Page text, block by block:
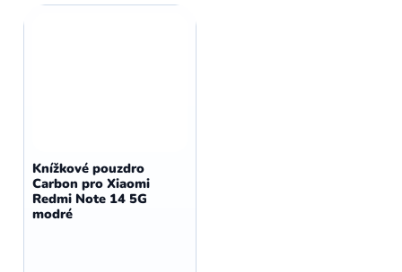
Knížkové pouzdro
Carbon pro Xiaomi
Redmi Note 14 5G
modré